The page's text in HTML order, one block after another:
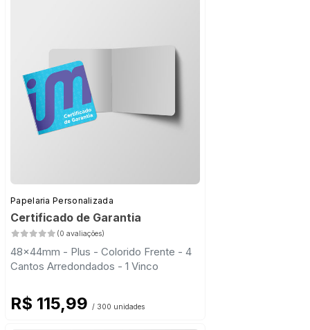
Papelaria Personalizada
Certificado de Garantia
(0 avaliações)
48x44mm - Plus - Colorido Frente - 4
Cantos Arredondados - 1 Vinco
R$ 115,99 / 300 unidades